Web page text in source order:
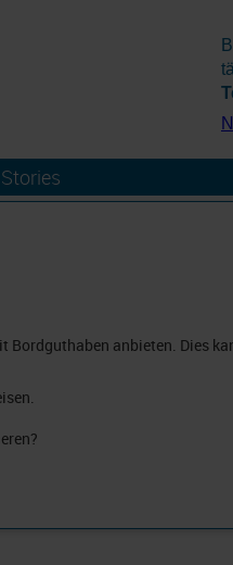
anbieten. Dies